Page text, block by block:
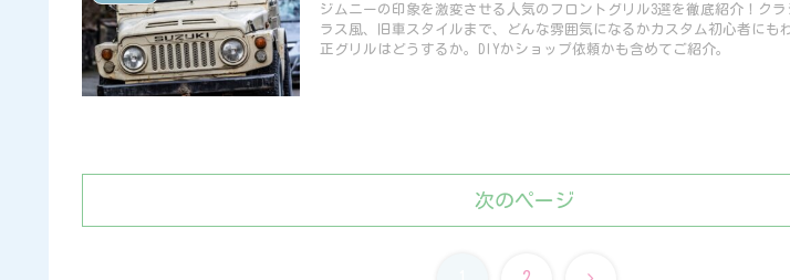
ジムニーの印象を激変させる人気のフロントグリル3選を徹底紹介！クラ
ラス風、旧車スタイルまで、どんな雰囲気になるかカスタム初心者にも
正グリルはどうするか。DIYかショップ依頼かも含めてご紹介。
次のページ